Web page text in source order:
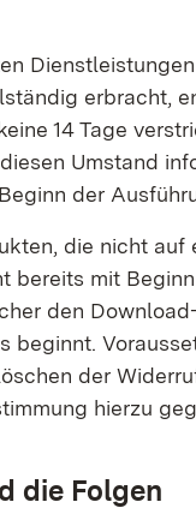
erbracht,
14 Tage
Umstand
der
die nicht
bereits mit
den
beginnt.
der
hierzu
die Folgen